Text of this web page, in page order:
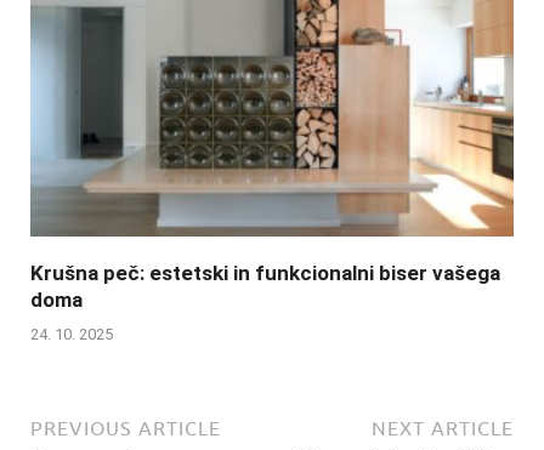
Krušna peč: estetski in funkcionalni biser vašega
doma
24. 10. 2025
PREVIOUS ARTICLE NEXT ARTICLE